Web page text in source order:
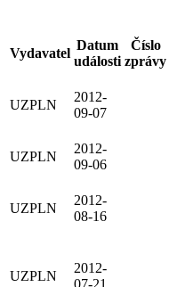
Vydavatel
Datum
události
Číslo
zprávy
UZPLN
2012-
09-07
UZPLN
2012-
09-06
UZPLN
2012-
08-16
UZPLN
2012-
07-21